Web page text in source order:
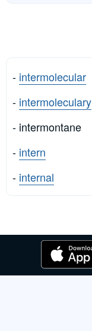
- intermolecular
- intermoleculary
- intermontane
- intern
- internal